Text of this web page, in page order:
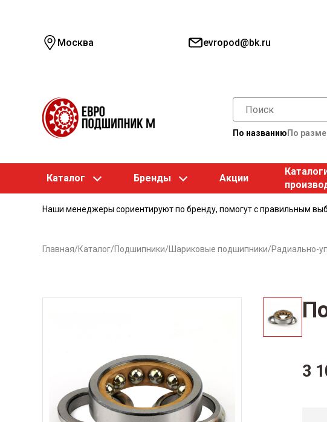
Москва evropod@bk.ru
По названию По
Каталог Бренды Акции
Наши менеджеры сориентируют по бренду, помогут с правильным
Главная/Каталог/Подшипники/ Шариковые подшипники/Радиально-
3